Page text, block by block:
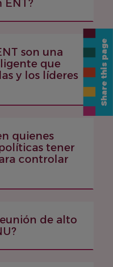
ENT?
son una
que
y los líderes
quienes
tener
controlar
de alto
Share this page